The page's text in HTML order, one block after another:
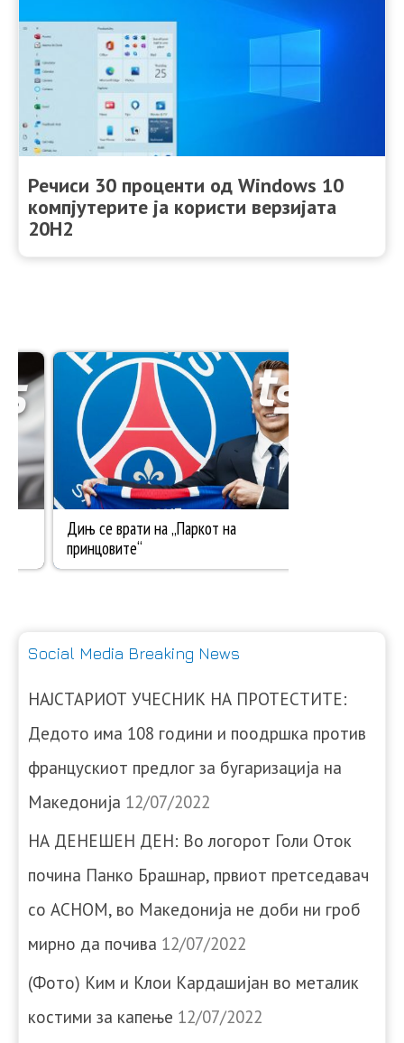
Речиси 30 проценти од Windows 10
компјутерите ја користи верзијата
20H2
Social Media Breaking News
НАЈСТАРИОТ УЧЕСНИК НА ПРОТЕСТИТЕ:
Дедото има 108 години и поодршка против
францускиот предлог за бугаризација на
Македонија 12/07/2022
НА ДЕНЕШЕН ДЕН: Во логорот Голи Оток
почина Панко Брашнар, првиот претседавач
со АСНОМ, во Македонија не доби ни гроб
мирно да почива 12/07/2022
(Фото) Ким и Клои Кардашијан во металик
костими за капење 12/07/2022